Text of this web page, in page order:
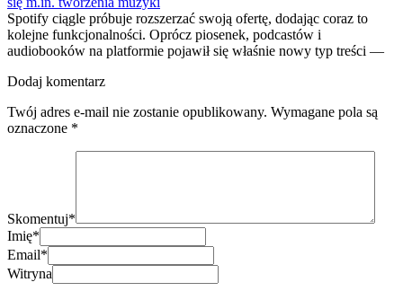
Spotify ciągle próbuje rozszerzać swoją ofertę, dodając coraz to
kolejne funkcjonalności. Oprócz piosenek, podcastów i
audiobooków na platformie pojawił się właśnie nowy typ treści —
Dodaj komentarz
Twój adres e-mail nie zostanie opublikowany. Wymagane pola są
oznaczone *
Skomentuj*
Imię*
Email*
Witryna